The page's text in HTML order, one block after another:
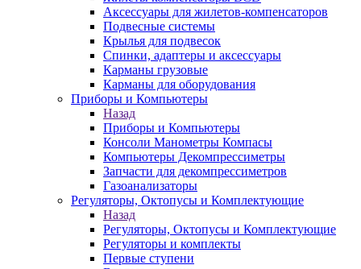
Аксессуары для жилетов-компенсаторов
Подвесные системы
Крылья для подвесок
Спинки, адаптеры и аксессуары
Карманы грузовые
Карманы для оборудования
Приборы и Компьютеры
Назад
Приборы и Компьютеры
Консоли Манометры Компасы
Компьютеры Декомпрессиметры
Запчасти для декомпрессиметров
Газоанализаторы
Регуляторы, Октопусы и Комплектующие
Назад
Регуляторы, Октопусы и Комплектующие
Регуляторы и комплекты
Первые ступени